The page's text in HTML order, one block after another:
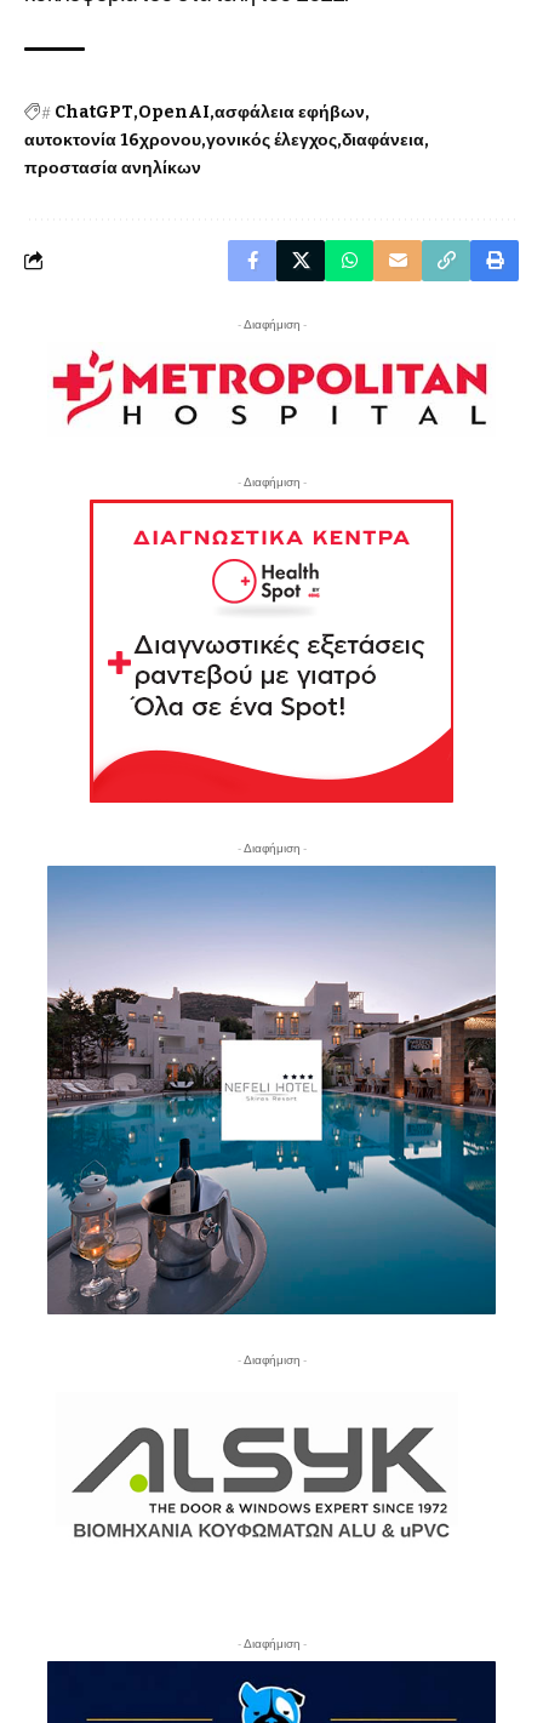
# ChatGPT OpenAI ασφάλεια εφήβων
αυτοκτονία 16χρονου γονικός έλεγχος διαφάνεια
προστασία ανηλίκων
- Διαφήμιση -
- Διαφήμιση -
- Διαφήμιση -
- Διαφήμιση -
- Διαφήμιση -